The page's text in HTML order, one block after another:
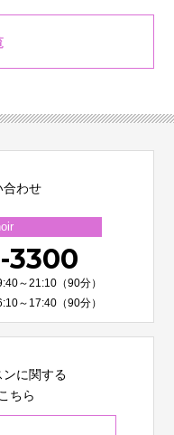
合わせ
3300
～21:10（90分）
～17:40（90分）
ンに関する
ちら